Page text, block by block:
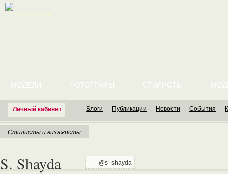
Личный кабинет
МОДЕЛИ ФОТОГРАФЫ СТИЛИСТЫ
Блоги Публикации Новости События
Стилисты и визажисты
S. Shayda @s_shayda